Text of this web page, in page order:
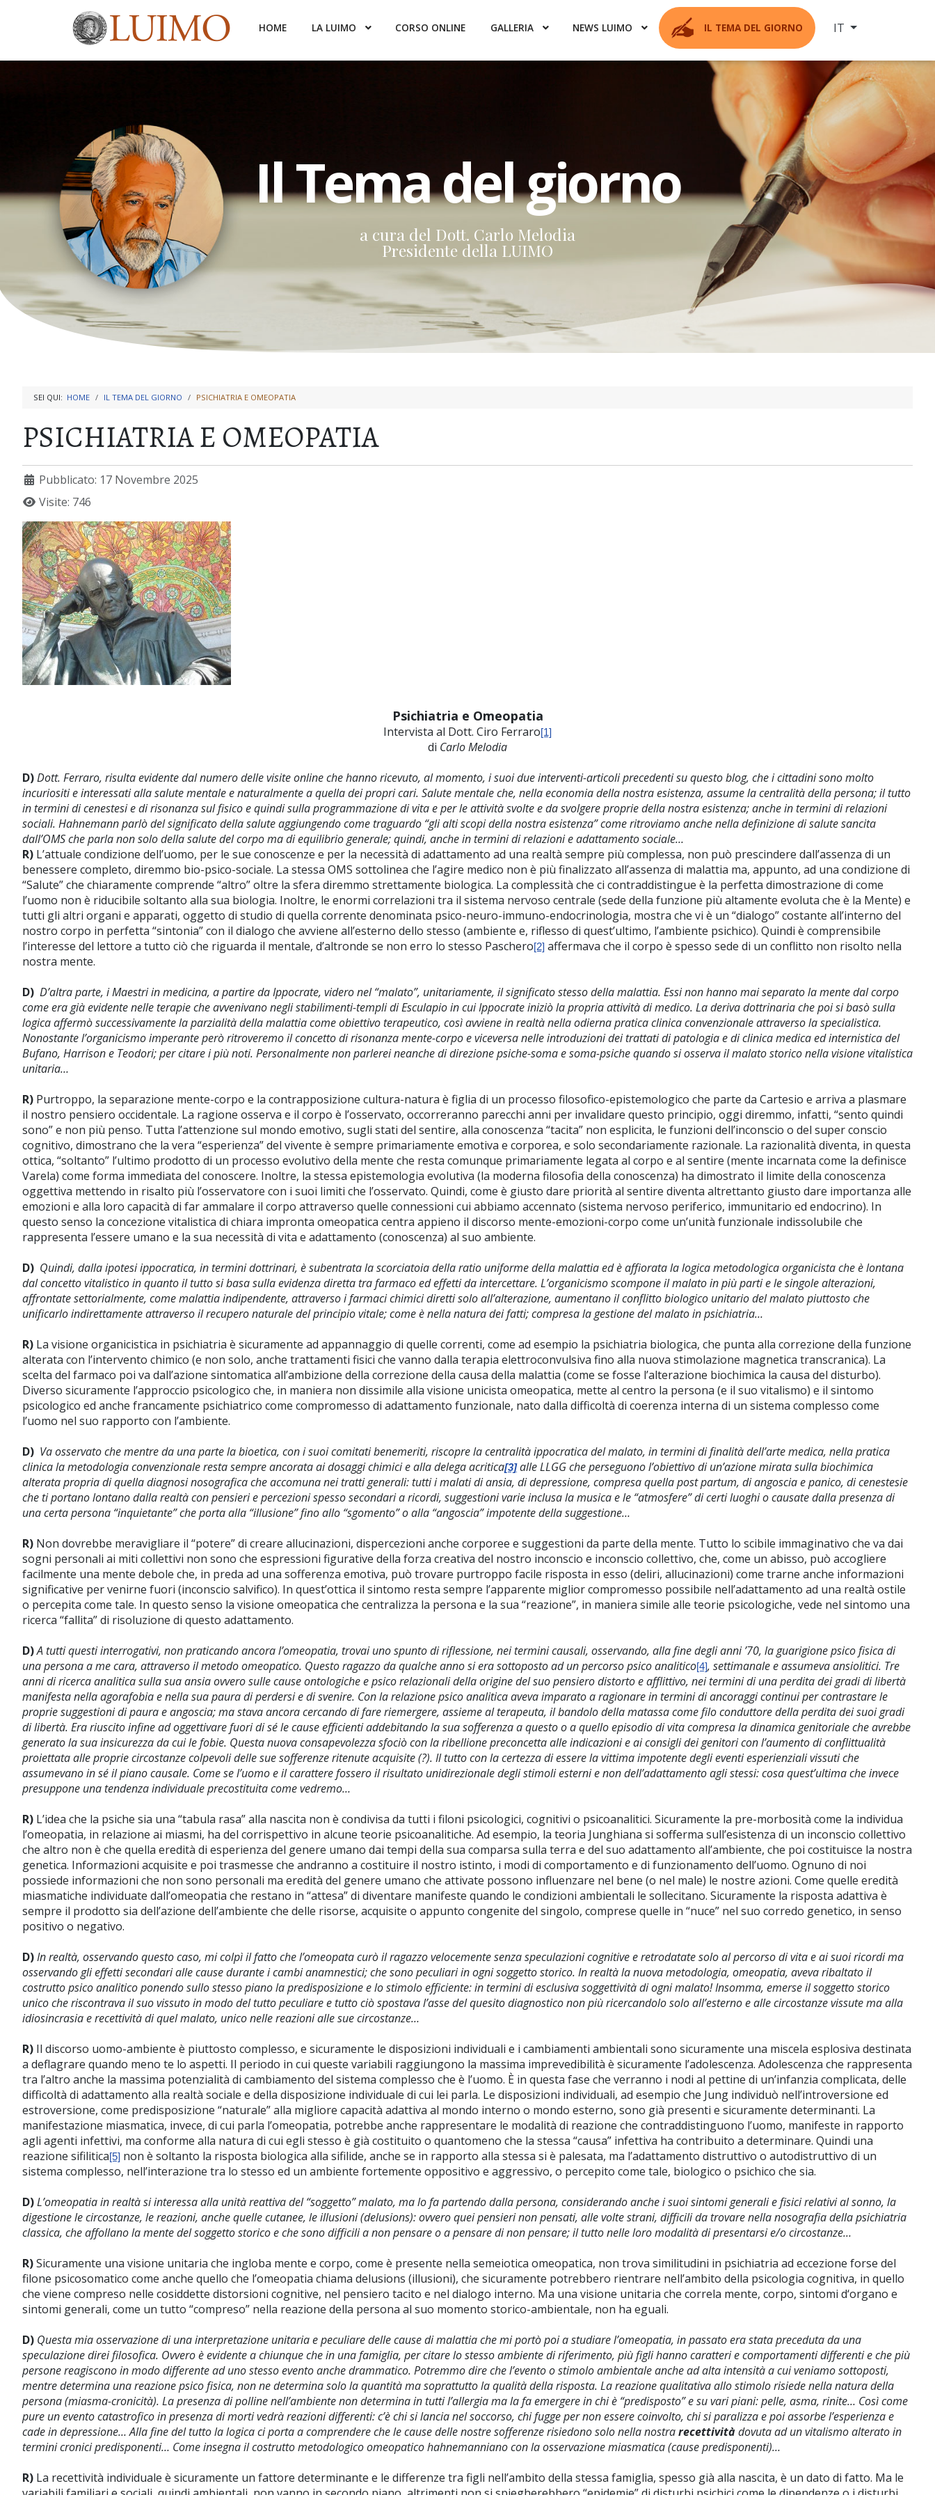
HOME LA LUIMO CORSO ONLINE GALLERIA NEWS LUIMO IL TEMA DEL GIORNO Seleziona la tua
IT
Il Tema del giorno
a cura del Dott. Carlo Melodia
Presidente della LUIMO
SEI QUI: HOME IL TEMA DEL GIORNO PSICHIATRIA E OMEOPATIA
PSICHIATRIA E OMEOPATIA
Pubblicato: 17 Novembre 2025
Visite: 746
Psichiatria e Omeopatia
Intervista al Dott. Ciro Ferraro[1]
di Carlo Melodia
D)Dott. Ferraro, risulta evidente dal numero delle visite online che hanno ricevuto, al momento, i suoi due interventi-articoli precedenti su questo blog, che i cittadini sono molto
incuriositi e interessati alla salute mentale e naturalmente a quella dei propri cari. Salute mentale che, nella economia della nostra esistenza, assume la centralità della persona; il tutto
in termini di cenestesi e di risonanza sul fisico e quindi sulla programmazione di vita e per le attività svolte e da svolgere proprie della nostra esistenza; anche in termini di relazioni
sociali. Hahnemann parlò del significato della salute aggiungendo come traguardo “gli alti scopi della nostra esistenza” come ritroviamo anche nella definizione di salute sancita
dall’OMS che parla non solo della salute del corpo ma di equilibrio generale; quindi, anche in termini di relazioni e adattamento sociale…
R) L’attuale condizione dell’uomo, per le sue conoscenze e per la necessità di adattamento ad una realtà sempre più complessa, non può prescindere dall’assenza di un
benessere completo, diremmo bio-psico-sociale. La stessa OMS sottolinea che l’agire medico non è più finalizzato all’assenza di malattia ma, appunto, ad una condizione di
“Salute” che chiaramente comprende “altro” oltre la sfera diremmo strettamente biologica. La complessità che ci contraddistingue è la perfetta dimostrazione di come
l’uomo non è riducibile soltanto alla sua biologia. Inoltre, le enormi correlazioni tra il sistema nervoso centrale (sede della funzione più altamente evoluta che è la Mente) e
tutti gli altri organi e apparati, oggetto di studio di quella corrente denominata psico-neuro-immuno-endocrinologia, mostra che vi è un “dialogo” costante all’interno del
nostro corpo in perfetta “sintonia” con il dialogo che avviene all’esterno dello stesso (ambiente e, riflesso di quest’ultimo, l’ambiente psichico). Quindi è comprensibile
l’interesse del lettore a tutto ciò che riguarda il mentale, d’altronde se non erro lo stesso Paschero[2] affermava che il corpo è spesso sede di un conflitto non risolto nella
nostra mente.
D) D’altra parte, i Maestri in medicina, a partire da Ippocrate, videro nel “malato”, unitariamente, il significato stesso della malattia. Essi non hanno mai separato la mente dal corpo
come era già evidente nelle terapie che avvenivano negli stabilimenti-templi di Esculapio in cui Ippocrate iniziò la propria attività di medico. La deriva dottrinaria che poi si basò sulla
logica affermò successivamente la parzialità della malattia come obiettivo terapeutico, così avviene in realtà nella odierna pratica clinica convenzionale attraverso la specialistica.
Nonostante l’organicismo imperante però ritroveremo il concetto di risonanza mente-corpo e viceversa nelle introduzioni dei trattati di patologia e di clinica medica ed internistica del
Bufano, Harrison e Teodori; per citare i più noti. Personalmente non parlerei neanche di direzione psiche-soma e soma-psiche quando si osserva il malato storico nella visione vitalistica
unitaria…
R) Purtroppo, la separazione mente-corpo e la contrapposizione cultura-natura è figlia di un processo filosofico-epistemologico che parte da Cartesio e arriva a plasmare
il nostro pensiero occidentale. La ragione osserva e il corpo è l’osservato, occorreranno parecchi anni per invalidare questo principio, oggi diremmo, infatti, “sento quindi
sono” e non più penso. Tutta l’attenzione sul mondo emotivo, sugli stati del sentire, alla conoscenza “tacita” non esplicita, le funzioni dell’inconscio o del super conscio
cognitivo, dimostrano che la vera “esperienza” del vivente è sempre primariamente emotiva e corporea, e solo secondariamente razionale. La razionalità diventa, in questa
ottica, “soltanto” l’ultimo prodotto di un processo evolutivo della mente che resta comunque primariamente legata al corpo e al sentire (mente incarnata come la definisce
Varela) come forma immediata del conoscere. Inoltre, la stessa epistemologia evolutiva (la moderna filosofia della conoscenza) ha dimostrato il limite della conoscenza
oggettiva mettendo in risalto più l’osservatore con i suoi limiti che l’osservato. Quindi, come è giusto dare priorità al sentire diventa altrettanto giusto dare importanza alle
emozioni e alla loro capacità di far ammalare il corpo attraverso quelle connessioni cui abbiamo accennato (sistema nervoso periferico, immunitario ed endocrino). In
questo senso la concezione vitalistica di chiara impronta omeopatica centra appieno il discorso mente-emozioni-corpo come un’unità funzionale indissolubile che
rappresenta l’essere umano e la sua necessità di vita e adattamento (conoscenza) al suo ambiente.
D) Quindi, dalla ipotesi ippocratica, in termini dottrinari, è subentrata la scorciatoia della ratio uniforme della malattia ed è affiorata la logica metodologica organicista che è lontana
dal concetto vitalistico in quanto il tutto si basa sulla evidenza diretta tra farmaco ed effetti da intercettare. L’organicismo scompone il malato in più parti e le singole alterazioni,
affrontate settorialmente, come malattia indipendente, attraverso i farmaci chimici diretti solo all’alterazione, aumentano il conflitto biologico unitario del malato piuttosto che
unificarlo indirettamente attraverso il recupero naturale del principio vitale; come è nella natura dei fatti; compresa la gestione del malato in psichiatria…
R) La visione organicistica in psichiatria è sicuramente ad appannaggio di quelle correnti, come ad esempio la psichiatria biologica, che punta alla correzione della funzione
alterata con l’intervento chimico (e non solo, anche trattamenti fisici che vanno dalla terapia elettroconvulsiva fino alla nuova stimolazione magnetica transcranica). La
scelta del farmaco poi va dall’azione sintomatica all’ambizione della correzione della causa della malattia (come se fosse l’alterazione biochimica la causa del disturbo).
Diverso sicuramente l’approccio psicologico che, in maniera non dissimile alla visione unicista omeopatica, mette al centro la persona (e il suo vitalismo) e il sintomo
psicologico ed anche francamente psichiatrico come compromesso di adattamento funzionale, nato dalla difficoltà di coerenza interna di un sistema complesso come
l’uomo nel suo rapporto con l’ambiente.
D) Va osservato che mentre da una parte la bioetica, con i suoi comitati benemeriti, riscopre la centralità ippocratica del malato, in termini di finalità dell’arte medica, nella pratica
clinica la metodologia convenzionale resta sempre ancorata ai dosaggi chimici e alla delega acritica[3]alle LLGG che perseguono l’obiettivo di un’azione mirata sulla biochimica
alterata propria di quella diagnosi nosografica che accomuna nei tratti generali: tutti i malati di ansia, di depressione, compresa quella post partum, di angoscia e panico, di cenestesie
che ti portano lontano dalla realtà con pensieri e percezioni spesso secondari a ricordi, suggestioni varie inclusa la musica e le “atmosfere” di certi luoghi o causate dalla presenza di
una certa persona “inquietante” che porta alla “illusione” fino allo “sgomento” o alla “angoscia” impotente della suggestione…
R) Non dovrebbe meravigliare il “potere” di creare allucinazioni, dispercezioni anche corporee e suggestioni da parte della mente. Tutto lo scibile immaginativo che va dai
sogni personali ai miti collettivi non sono che espressioni figurative della forza creativa del nostro inconscio e inconscio collettivo, che, come un abisso, può accogliere
facilmente una mente debole che, in preda ad una sofferenza emotiva, può trovare purtroppo facile risposta in esso (deliri, allucinazioni) come trarne anche informazioni
significative per venirne fuori (inconscio salvifico). In quest’ottica il sintomo resta sempre l’apparente miglior compromesso possibile nell’adattamento ad una realtà ostile
o percepita come tale. In questo senso la visione omeopatica che centralizza la persona e la sua “reazione”, in maniera simile alle teorie psicologiche, vede nel sintomo una
ricerca “fallita” di risoluzione di questo adattamento.
D)A tutti questi interrogativi, non praticando ancora l’omeopatia, trovai uno spunto di riflessione, nei termini causali, osservando, alla fine degli anni ’70, la guarigione psico fisica di
una persona a me cara, attraverso il metodo omeopatico. Questo ragazzo da qualche anno si era sottoposto ad un percorso psico analitico[4], settimanale e assumeva ansiolitici. Tre
anni di ricerca analitica sulla sua ansia ovvero sulle cause ontologiche e psico relazionali della origine del suo pensiero distorto e afflittivo, nei termini di una perdita dei gradi di libertà
manifesta nella agorafobia e nella sua paura di perdersi e di svenire. Con la relazione psico analitica aveva imparato a ragionare in termini di ancoraggi continui per contrastare le
proprie suggestioni di paura e angoscia; ma stava ancora cercando di fare riemergere, assieme al terapeuta, il bandolo della matassa come filo conduttore della perdita dei suoi gradi
di libertà. Era riuscito infine ad oggettivare fuori di sé le cause efficienti addebitando la sua sofferenza a questo o a quello episodio di vita compresa la dinamica genitoriale che avrebbe
generato la sua insicurezza da cui le fobie. Questa nuova consapevolezza sfociò con la ribellione preconcetta alle indicazioni e ai consigli dei genitori con l’aumento di conflittualità
proiettata alle proprie circostanze colpevoli delle sue sofferenze ritenute acquisite (?). Il tutto con la certezza di essere la vittima impotente degli eventi esperienziali vissuti che
assumevano in sé il piano causale. Come se l’uomo e il carattere fossero il risultato unidirezionale degli stimoli esterni e non dell’adattamento agli stessi: cosa quest’ultima che invece
presuppone una tendenza individuale precostituita come vedremo…
R) L’idea che la psiche sia una “tabula rasa” alla nascita non è condivisa da tutti i filoni psicologici, cognitivi o psicoanalitici. Sicuramente la pre-morbosità come la individua
l’omeopatia, in relazione ai miasmi, ha del corrispettivo in alcune teorie psicoanalitiche. Ad esempio, la teoria Junghiana si sofferma sull’esistenza di un inconscio collettivo
che altro non è che quella eredità di esperienza del genere umano dai tempi della sua comparsa sulla terra e del suo adattamento all’ambiente, che poi costituisce la nostra
genetica. Informazioni acquisite e poi trasmesse che andranno a costituire il nostro istinto, i modi di comportamento e di funzionamento dell’uomo. Ognuno di noi
possiede informazioni che non sono personali ma eredità del genere umano che attivate possono influenzare nel bene (o nel male) le nostre azioni. Come quelle eredità
miasmatiche individuate dall’omeopatia che restano in “attesa” di diventare manifeste quando le condizioni ambientali le sollecitano. Sicuramente la risposta adattiva è
sempre il prodotto sia dell’azione dell’ambiente che delle risorse, acquisite o appunto congenite del singolo, comprese quelle in “nuce” nel suo corredo genetico, in senso
positivo o negativo.
D)In realtà, osservando questo caso, mi colpì il fatto che l’omeopata curò il ragazzo velocemente senza speculazioni cognitive e retrodatate solo al percorso di vita e ai suoi ricordi ma
osservando gli effetti secondari alle cause durante i cambi anamnestici; che sono peculiari in ogni soggetto storico. In realtà la nuova metodologia, omeopatia, aveva ribaltato il
costrutto psico analitico ponendo sullo stesso piano la predisposizione e lo stimolo efficiente: in termini di esclusiva soggettività di ogni malato! Insomma, emerse il soggetto storico
unico che riscontrava il suo vissuto in modo del tutto peculiare e tutto ciò spostava l’asse del quesito diagnostico non più ricercandolo solo all’esterno e alle circostanze vissute ma alla
idiosincrasia e recettività di quel malato, unico nelle reazioni alle sue circostanze…
R) Il discorso uomo-ambiente è piuttosto complesso, e sicuramente le disposizioni individuali e i cambiamenti ambientali sono sicuramente una miscela esplosiva destinata
a deflagrare quando meno te lo aspetti. Il periodo in cui queste variabili raggiungono la massima imprevedibilità è sicuramente l’adolescenza. Adolescenza che rappresenta
tra l’altro anche la massima potenzialità di cambiamento del sistema complesso che è l’uomo. È in questa fase che verranno i nodi al pettine di un’infanzia complicata, delle
difficoltà di adattamento alla realtà sociale e della disposizione individuale di cui lei parla. Le disposizioni individuali, ad esempio che Jung individuò nell’introversione ed
estroversione, come predisposizione “naturale” alla migliore capacità adattiva al mondo interno o mondo esterno, sono già presenti e sicuramente determinanti. La
manifestazione miasmatica, invece, di cui parla l’omeopatia, potrebbe anche rappresentare le modalità di reazione che contraddistinguono l’uomo, manifeste in rapporto
agli agenti infettivi, ma conforme alla natura di cui egli stesso è già costituito o quantomeno che la stessa “causa” infettiva ha contribuito a determinare. Quindi una
reazione sifilitica[5] non è soltanto la risposta biologica alla sifilide, anche se in rapporto alla stessa si è palesata, ma l’adattamento distruttivo o autodistruttivo di un
sistema complesso, nell’interazione tra lo stesso ed un ambiente fortemente oppositivo e aggressivo, o percepito come tale, biologico o psichico che sia.
D)L’omeopatia in realtà si interessa alla unità reattiva del “soggetto” malato, ma lo fa partendo dalla persona, considerando anche i suoi sintomi generali e fisici relativi al sonno, la
digestione le circostanze, le reazioni, anche quelle cutanee, le illusioni (delusions): ovvero quei pensieri non pensati, alle volte strani, difficili da trovare nella nosografia della psichiatria
classica, che affollano la mente del soggetto storico e che sono difficili a non pensare o a pensare di non pensare; il tutto nelle loro modalità di presentarsi e/o circostanze…
R)Sicuramente una visione unitaria che ingloba mente e corpo, come è presente nella semeiotica omeopatica, non trova similitudini in psichiatria ad eccezione forse del
filone psicosomatico come anche quello che l’omeopatia chiama delusions (illusioni), che sicuramente potrebbero rientrare nell’ambito della psicologia cognitiva, in quello
che viene compreso nelle cosiddette distorsioni cognitive, nel pensiero tacito e nel dialogo interno. Ma una visione unitaria che correla mente, corpo, sintomi d‘organo e
sintomi generali, come un tutto “compreso” nella reazione della persona al suo momento storico-ambientale, non ha eguali.
D) Questa mia osservazione di una interpretazione unitaria e peculiare delle cause di malattia che mi portò poi a studiare l’omeopatia, in passato era stata preceduta da una
speculazione direi filosofica. Ovvero è evidente a chiunque che in una famiglia, per citare lo stesso ambiente di riferimento, più figli hanno caratteri e comportamenti differenti e che più
persone reagiscono in modo differente ad uno stesso evento anche drammatico. Potremmo dire che l’evento o stimolo ambientale anche ad alta intensità a cui veniamo sottoposti,
mentre determina una reazione psico fisica, non ne determina solo la quantità ma soprattutto la qualità della risposta. La reazione qualitativa allo stimolo risiede nella natura della
persona (miasma-cronicità). La presenza di polline nell’ambiente non determina in tutti l’allergia ma la fa emergere in chi è “predisposto” e su vari piani: pelle, asma, rinite… Così come
pure un evento catastrofico in presenza di morti vedrà reazioni differenti: c’è chi si lancia nel soccorso, chi fugge per non essere coinvolto, chi si paralizza e poi assorbe l’esperienza e
cade in depressione… Alla fine del tutto la logica ci porta a comprendere che le cause delle nostre sofferenze risiedono solo nella nostrarecettivitàdovuta ad un vitalismo alterato in
termini cronici predisponenti… Come insegna il costrutto metodologico omeopatico hahnemanniano con la osservazione miasmatica (cause predisponenti)…
R) La recettività individuale è sicuramente un fattore determinante e le differenze tra figli nell’ambito della stessa famiglia, spesso già alla nascita, è un dato di fatto. Ma le